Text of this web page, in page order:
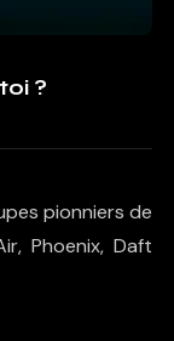
?
pionniers de
Phoenix, Daft